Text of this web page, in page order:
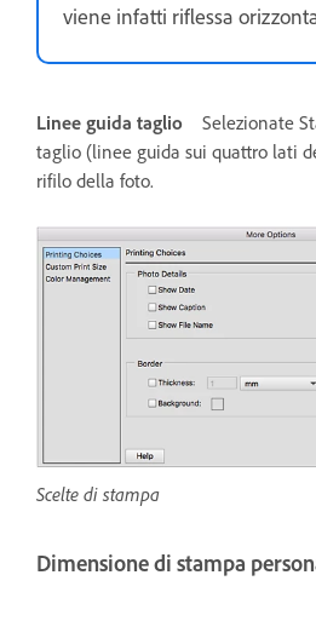
viene infatti riflessa
Linee guida taglio
Selezionate
taglio (linee guida sui quattro lati
rifilo della foto.
Scelte di stampa
Dimensione di stampa